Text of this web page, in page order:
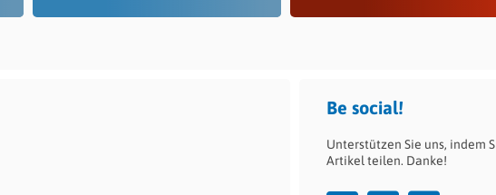
Be social!
Unterstützen Sie uns, indem
Artikel teilen. Danke!